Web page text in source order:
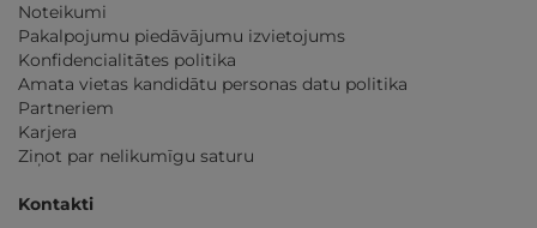
Noteikumi
Pakalpojumu piedāvājumu izvietojums
Konfidencialitātes politika
Amata vietas kandidātu personas datu politika
Partneriem
Karjera
Ziņot par nelikumīgu saturu
Kontakti